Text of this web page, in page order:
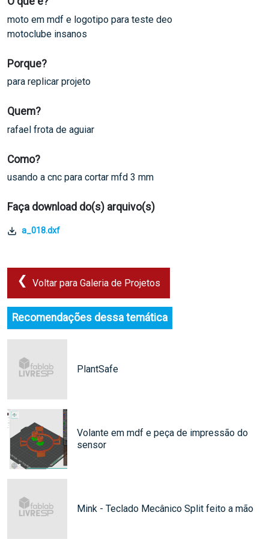
moto em mdf e logotipo para teste deo
motoclube insanos
Porque?
para replicar projeto
Quem?
rafael frota de aguiar
Como?
usando a cnc para cortar mfd 3 mm
Faça download do(s) arquivo(s)
a_018.dxf
Voltar para Galeria de Projetos
Recomendações dessa temática
PlantSafe
Volante em mdf e peça de impressão do
sensor
Mink - Teclado Mecânico Split feito a mão